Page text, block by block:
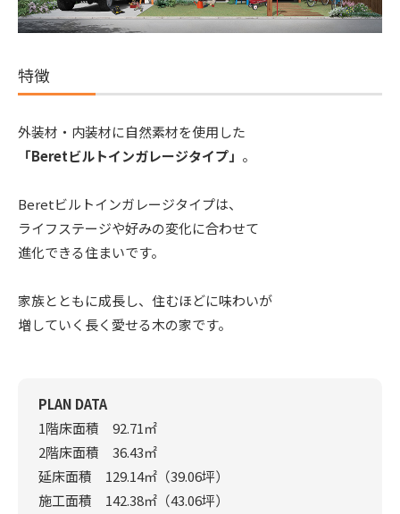
特徴
外装材・内装材に自然素材を使用した
「Beretビルトインガレージタイプ」 。
Beretビルトインガレージタイプは、
ライフステージや好みの変化に合わせて
進化できる住まいです。
家族とともに成長し、住むほどに味わいが
増していく長く愛せる木の家です。
PLAN DATA
1階床面積 92.71㎡
2階床面積 36.43㎡
延床面積 129.14㎡（39.06坪）
施工面積 142.38㎡（43.06坪）